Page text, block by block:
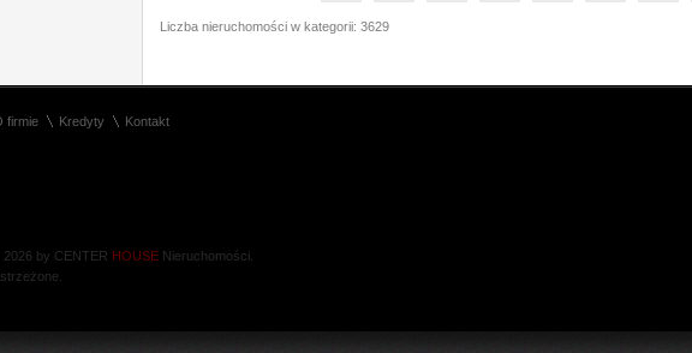
Liczba nieruchomości w kategorii: 3629
firmie Kredyty Kontakt
by CENTER HOUSE Nieruchomości.